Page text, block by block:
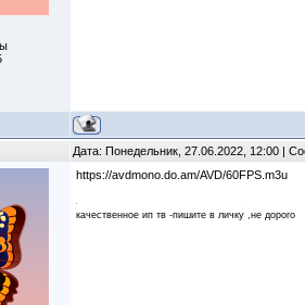
Дата: Понедельник, 27.06.2022, 12:00 |
https://avdmono.do.am/AVD/60FPS.m3u
качественное ип тв -пишите в личку ,не дорого